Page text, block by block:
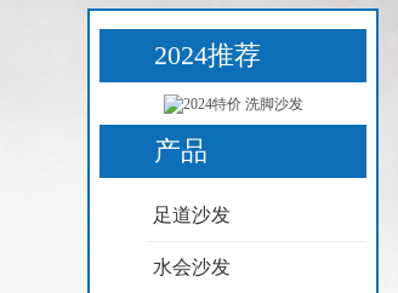
2024推荐
产品
足道沙发
水会沙发